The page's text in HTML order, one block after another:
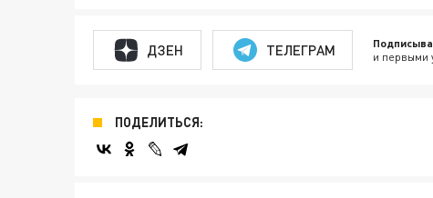
ДЗЕН ТЕЛЕГРАМ и первыми
ПОДЕЛИТЬСЯ: